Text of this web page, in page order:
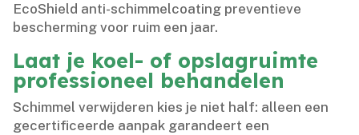
EcoShield anti-schimmelcoating preventieve
bescherming voor ruim een jaar.​
Laat je koel- of opslagruimte
professioneel behandelen
Schimmel verwijderen kies je niet half: alleen een
gecertificeerde aanpak garandeert een